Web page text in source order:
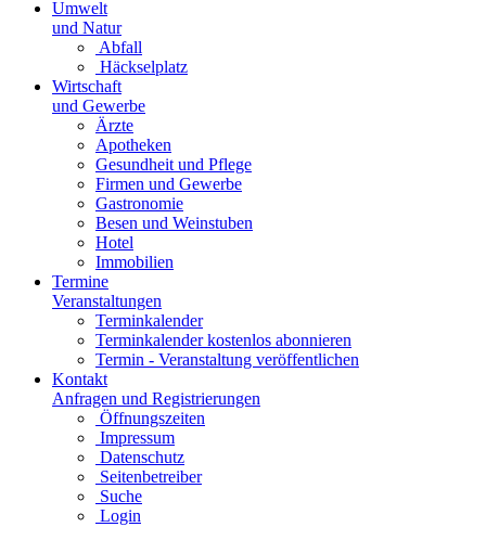
Umwelt
und Natur
Abfall
Häckselplatz
Wirtschaft
und Gewerbe
Ärzte
Apotheken
Gesundheit und Pflege
Firmen und Gewerbe
Gastronomie
Besen und Weinstuben
Hotel
Immobilien
Termine
Veranstaltungen
Terminkalender
Terminkalender kostenlos abonnieren
Termin - Veranstaltung veröffentlichen
Kontakt
Anfragen und Registrierungen
Öffnungszeiten
Impressum
Datenschutz
Seitenbetreiber
Suche
Login